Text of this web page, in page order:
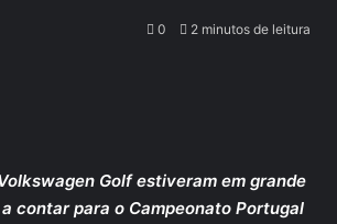
0 2 minutos de leitura
Golf estiveram em grande
contar para o Campeonato Portugal